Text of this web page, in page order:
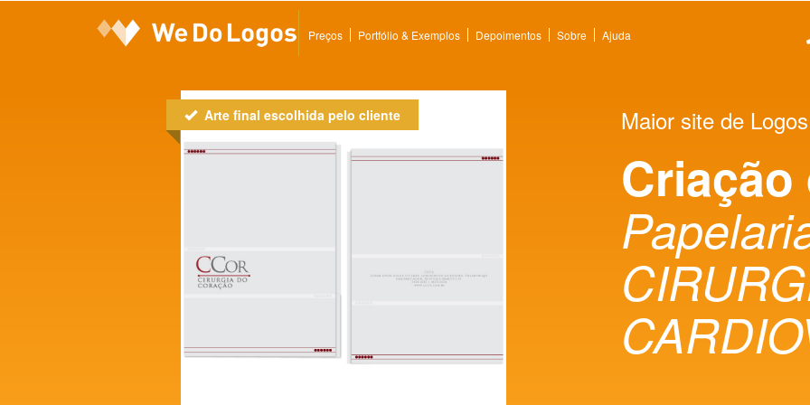
Preços Portfólio & Exemplos Depoimentos Sobre Ajuda
Arte final escolhida pelo cliente Maior site de
Criação